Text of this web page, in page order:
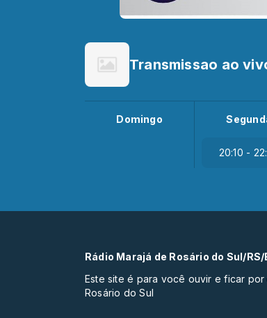
Transmissao ao
Domingo
20:10 -
Rádio Marajá de Rosário do Sul/
Este site é para você ouvir e ficar
Rosário do Sul